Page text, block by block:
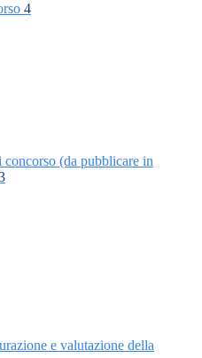
4
concorso (da pubblicare in
e valutazione della